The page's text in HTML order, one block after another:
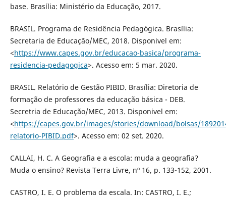
base. Brasília: Ministério da Educação, 2017.
BRASIL. Programa de Residência Pedagógica. Brasília:
Secretaria de Educação/MEC, 2018. Disponivel em:
<https://www.capes.gov.br/educacao-basica/programa-
residencia-pedagogica>. Acesso em: 5 mar. 2020.
BRASIL. Relatório de Gestão PIBID. Brasília: Diretoria de
formação de professores da educação básica - DEB.
Secretria de Educação/MEC, 2013. Disponivel em:
<https://capes.gov.br/images/stories/download/bolsas/
relatorio-PIBID.pdf>. Acesso em: 02 set. 2020.
CALLAI, H. C. A Geografia e a escola: muda a geografia?
Muda o ensino? Revista Terra Livre, nº 16, p. 133-152, 2001.
CASTRO, I. E. O problema da escala. In: CASTRO, I. E.;